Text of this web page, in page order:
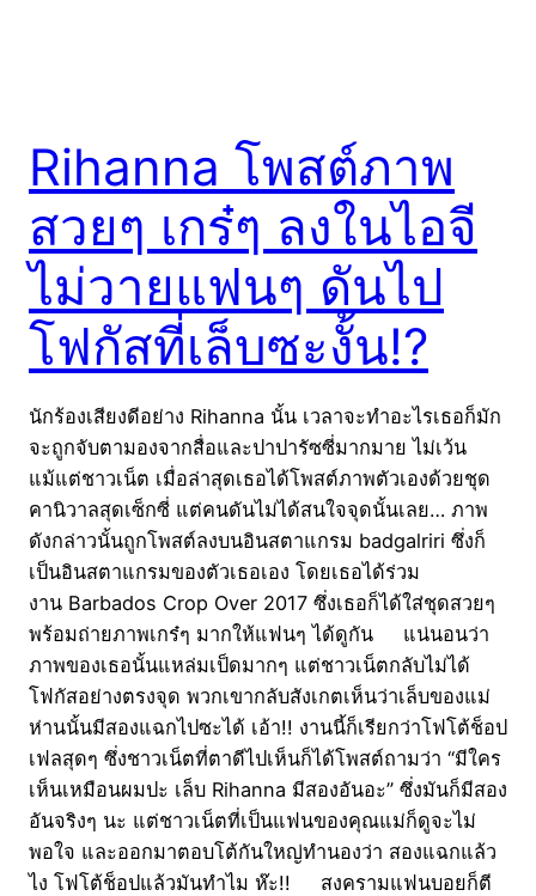
Rihanna โพสต์ภาพ
สวยๆ เกร๋ๆ ลงในไอจี
ไม่วายแฟนๆ ดันไป
โฟกัสที่เล็บซะงั้น!?
นักร้องเสียงดีอย่าง Rihanna นั้น เวลาจะทำอะไรเธอก็มัก
จะถูกจับตามองจากสื่อและปาปารัซซี่มากมาย ไม่เว้น
แม้แต่ชาวเน็ต เมื่อล่าสุดเธอได้โพสต์ภาพตัวเองด้วยชุด
คานิวาลสุดเซ็กซี่ แต่คนดันไม่ได้สนใจจุดนั้นเลย… ภาพ
ดังกล่าวนั้นถูกโพสต์ลงบนอินสตาแกรม badgalriri ซึ่งก็
เป็นอินสตาแกรมของตัวเธอเอง โดยเธอได้ร่วม
งาน Barbados Crop Over 2017 ซึ่งเธอก็ได้ใส่ชุดสวยๆ
พร้อมถ่ายภาพเกร๋ๆ มากให้แฟนๆ ได้ดูกัน แน่นอนว่า
ภาพของเธอนั้นแหล่มเป็ดมากๆ แต่ชาวเน็ตกลับไม่ได้
โฟกัสอย่างตรงจุด พวกเขากลับสังเกตเห็นว่าเล็บของแม่
ห่านนั้นมีสองแฉกไปซะได้ เอ้า!! งานนี้ก็เรียกว่าโฟโต้ช็อป
เฟลสุดๆ ซึ่งชาวเน็ตที่ตาดีไปเห็นก็ได้โพสต์ถามว่า “มีใคร
เห็นเหมือนผมปะ เล็บ Rihanna มีสองอันอะ” ซึ่งมันก็มีสอง
อันจริงๆ นะ แต่ชาวเน็ตที่เป็นแฟนของคุณแม่ก็ดูจะไม่
พอใจ และออกมาตอบโต้กันใหญ่ทำนองว่า สองแฉกแล้ว
ไง โฟโต้ช็อปแล้วมันทำไม ห๊ะ!! สงครามแฟนบอยก็ตี